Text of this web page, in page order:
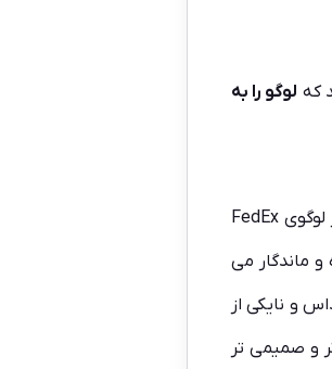
که لوگو را به
استفاده هوشمندانه از فضای منفی می تواند معانی پنهان یا تصاویر دوگانه ایجاد کند. به عنوان مثال، در لوگوی FedEx
و ماندگار می
و نایکی از
و صمیمی تر